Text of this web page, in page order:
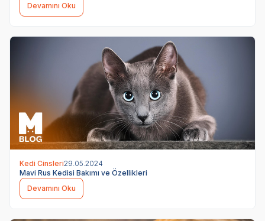
Devamını Oku
Kedi Cinsleri29.05.2024
Mavi Rus Kedisi Bakımı ve Özellikleri
Devamını Oku